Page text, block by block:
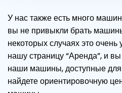
У нас также есть много
вы не привыкли брать
некоторых случаях это очень
нашу страницу “Аренда”, и
наши машины, доступные
найдете ориентировочную